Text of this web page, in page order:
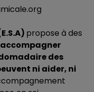
propose à des
des
ni aider, ni